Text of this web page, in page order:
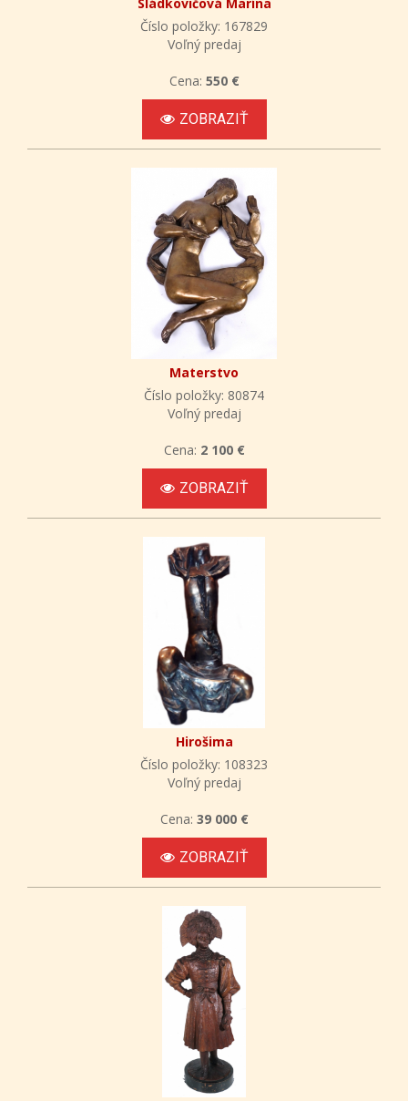
Číslo položky: 167829
Voľný predaj
Cena: 550 €
ZOBRAZIŤ
Materstvo
Číslo položky: 80874
Voľný predaj
Cena: 2 100 €
ZOBRAZIŤ
Hirošima
Číslo položky: 108323
Voľný predaj
Cena: 39 000 €
ZOBRAZIŤ